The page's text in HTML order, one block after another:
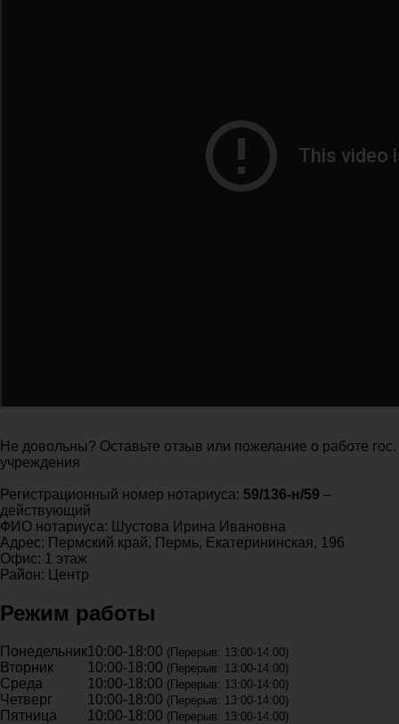
Не довольны? Оставьте отзыв или пожелание о работе гос.
учреждения
Регистрационный номер нотариуса: 59/136-н/59 –
действующий
ФИО нотариуса: Шустова Ирина Ивановна
Адрес: Пермский край, Пермь, Екатерининская, 196
Офис: 1 этаж
Район: Центр
Режим работы
Понедельник10:00-18:00 (Перерыв: 13:00-14:00)
Вторник 10:00-18:00 (Перерыв: 13:00-14:00)
Среда 10:00-18:00 (Перерыв: 13:00-14:00)
Четверг 10:00-18:00 (Перерыв: 13:00-14:00)
Пятница 10:00-18:00 (Перерыв: 13:00-14:00)